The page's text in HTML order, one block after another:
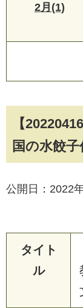
【
国の水餃
公開日：2022
タイト
ル
2月(1)